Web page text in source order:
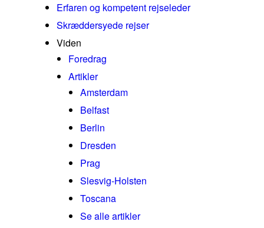
Erfaren og kompetent rejseleder
Skræddersyede rejser
Viden
Foredrag
Artikler
Amsterdam
Belfast
Berlin
Dresden
Prag
Slesvig-Holsten
Toscana
Se alle artikler